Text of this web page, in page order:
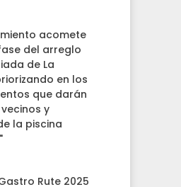
acomete
del arreglo
de La
en los
que darán
y
la piscina
Rute 2025